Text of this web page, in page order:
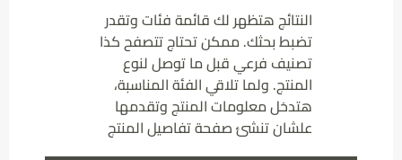
النتائج هتظهر لك قائمة فئات وتقدر
تضبط بحثك. ممكن تحتاج تتصفح كذا
تصنيف فرعي قبل ما توصل لنوع
المنتج. ولما تلاقي الفئة المناسبة،
هتدخل معلومات المنتج وتقدمها
علشان تنشئ صفحة تفاصيل المنتج